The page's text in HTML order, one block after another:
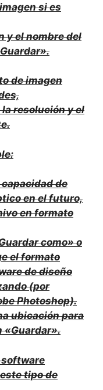
si es
y el nombre del
de imagen
resolución y el
de
en el futuro,
en formato
como» o
el formato
de diseño
(por
Photoshop).
ubicación para
«Guardar».
software
tipo de